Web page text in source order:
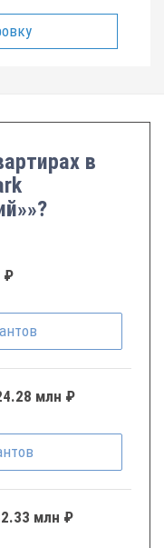
в
₽
млн ₽
млн ₽